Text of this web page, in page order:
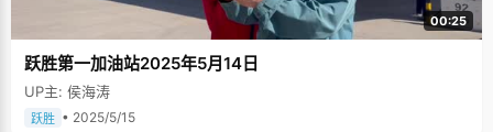
00:25
跃胜第一加油站2025年5月14日
UP主: 侯海涛
跃胜 • 2025/5/15